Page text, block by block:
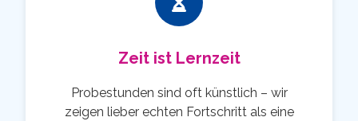
Zeit ist Lernzeit
Probestunden sind oft künstlich – wir
zeigen lieber echten Fortschritt als eine